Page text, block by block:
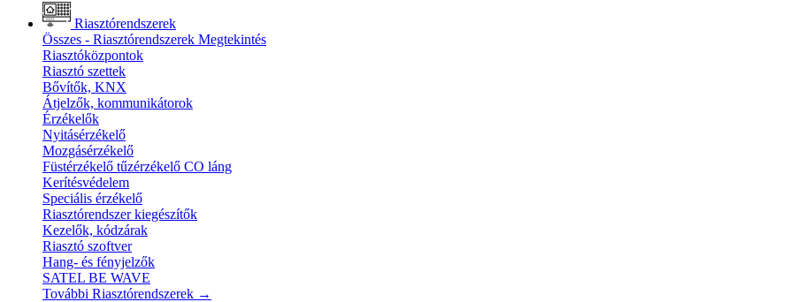
Riasztórendszerek
Összes - Riasztórendszerek Megtekintés
Riasztóközpontok
Riasztó szettek
Bővítők, KNX
Átjelzők, kommunikátorok
Érzékelők
Nyitásérzékelő
Mozgásérzékelő
Füstérzékelő tűzérzékelő CO láng
Kerítésvédelem
Speciális érzékelő
Riasztórendszer kiegészítők
Kezelők, kódzárak
Riasztó szoftver
Hang- és fényjelzők
SATEL BE WAVE
További Riasztórendszerek →